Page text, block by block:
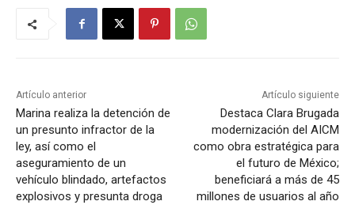
Artículo anterior
Marina realiza la detención de
un presunto infractor de la
ley, así como el
aseguramiento de un
vehículo blindado, artefactos
explosivos y presunta droga
Artículo siguiente
Destaca Clara Brugada
modernización del AICM
como obra estratégica para
el futuro de México;
beneficiará a más de 45
millones de usuarios al año